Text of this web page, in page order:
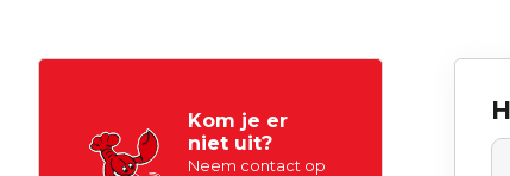
Kom je er
niet uit?
Neem contact op